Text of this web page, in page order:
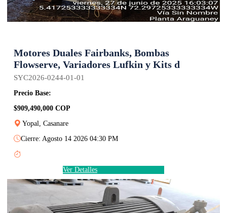
Motores Duales Fairbanks, Bombas
Flowserve, Variadores Lufkin y Kits d
SYC2026-0244-01-01
Precio Base:
$909,490,000 COP
Yopal, Casanare
Cierre: Agosto 14 2026 04:30 PM
Ver Detalles